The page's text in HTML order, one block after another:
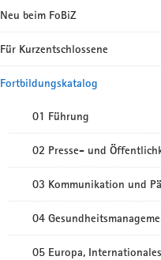
Neu beim FoBiZ
Für Kurzentschlossene
Fortbildungskatalog
01 Führung
02 Presse- und
03 Kommunikation und
04
05 Europa,